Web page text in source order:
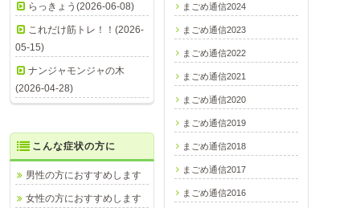
らっきょう(2026-06-08)
これだけ筋トレ！！(2026-
05-15)
ナンジャモンジャの木
(2026-04-28)
まごめ通信2024
まごめ通信2023
まごめ通信2022
まごめ通信2021
まごめ通信2020
まごめ通信2019
まごめ通信2018
まごめ通信2017
まごめ通信2016
こんな症状の方に
男性の方におすすめします
女性の方におすすめします